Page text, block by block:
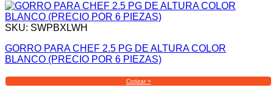
SKU: SWPBXLWH
GORRO PARA CHEF 2.5 PG DE ALTURA COLOR
BLANCO (PRECIO POR 6 PIEZAS)
Cotizar +